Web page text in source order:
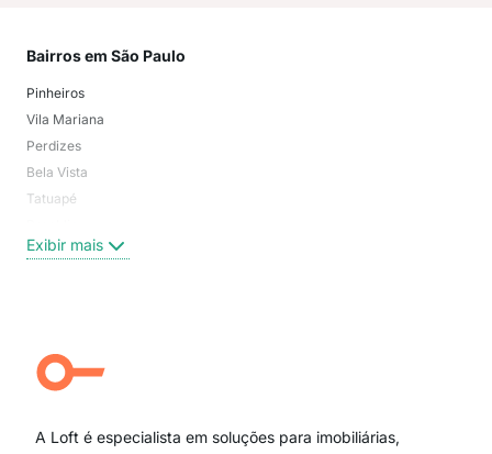
Bairros em São Paulo
Pinheiros
Vila Mariana
Perdizes
Bela Vista
Tatuapé
Centro
Campo Belo
Ipiranga
Paraíso
Exibir mais
A Loft é especialista em soluções para imobiliárias,